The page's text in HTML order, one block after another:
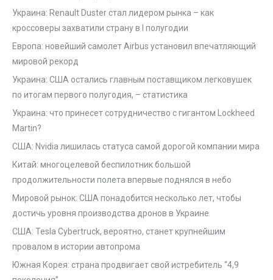
Украина: Renault Duster стал лидером рынка – как
кроссоверы захватили страну в I полугодии
Европа: новейший самолет Airbus установил впечатляющий
мировой рекорд
Украина: США остались главным поставщиком легковушек
по итогам первого полугодия, – статистика
Украина: что принесет сотрудничество с гигантом Lockheed
Martin?
США: Nvidia лишилась статуса самой дорогой компании мира
Китай: многоцелевой беспилотник большой
продолжительности полета впервые поднялся в небо
Мировой рынок: США понадобится несколько лет, чтобы
достичь уровня производства дронов в Украине
США: Tesla Cybertruck, вероятно, станет крупнейшим
провалом в истории автопрома
Южная Корея: страна продвигает свой истребитель “4,9